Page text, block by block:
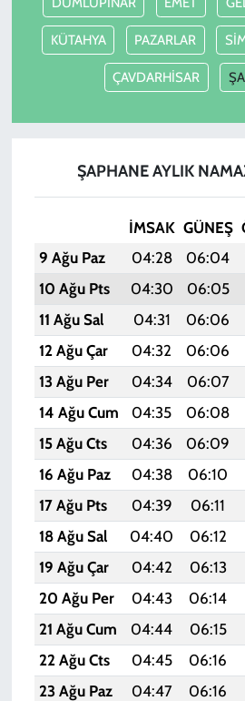
KÜTAHYA PAZARLAR
ÇAVDARHİSAR
ŞAPHANE AYLIK
İMSAK GÜNEŞ
9 Ağu Paz
04:28 06:04
10 Ağu Pts
04:30 06:05
11 Ağu Sal
04:31 06:06
12 Ağu Çar
04:32 06:06
13 Ağu Per
04:34 06:07
14 Ağu Cum
04:35 06:08
15 Ağu Cts
04:36 06:09
16 Ağu Paz
04:38 06:10
17 Ağu Pts
04:39 06:11
18 Ağu Sal
04:40 06:12
19 Ağu Çar
04:42 06:13
20 Ağu Per
04:43 06:14
21 Ağu Cum
04:44 06:15
22 Ağu Cts
04:45 06:16
23 Ağu Paz
04:47 06:16